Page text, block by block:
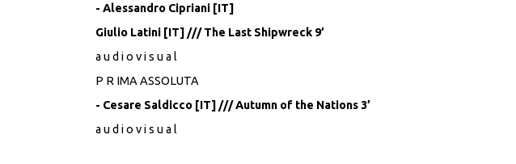
- Alessandro Cipriani [IT]
Giulio Latini [IT] /// The Last Shipwreck 9’
a u d i o v i s u a l
P R IMA ASSOLUTA
- Cesare Saldicco [IT] /// Autumn of the Nations 3’
a u d i o v i s u a l